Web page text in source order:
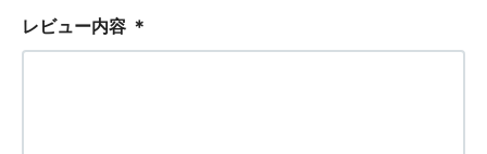
レビュー内容 ＊